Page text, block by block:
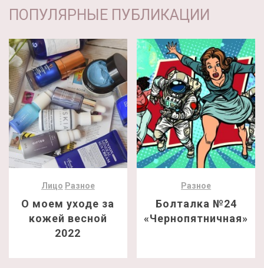
ПОПУЛЯРНЫЕ ПУБЛИКАЦИИ
Лицо Разное
О моем уходе за
кожей весной
2022
Разное
Болталка №24
«Чернопятничная»